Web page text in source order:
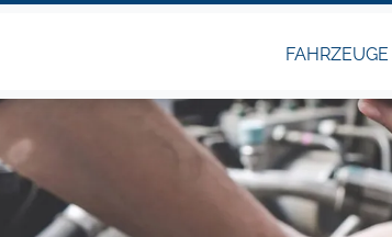
FAHRZEUGE